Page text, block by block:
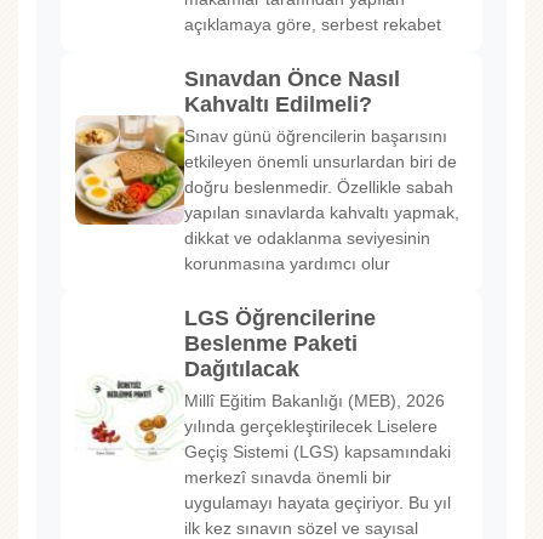
açıklamaya göre, serbest rekabet
Sınavdan Önce Nasıl
Kahvaltı Edilmeli?
Sınav günü öğrencilerin başarısını
etkileyen önemli unsurlardan biri de
doğru beslenmedir. Özellikle sabah
yapılan sınavlarda kahvaltı yapmak,
dikkat ve odaklanma seviyesinin
korunmasına yardımcı olur
LGS Öğrencilerine
Beslenme Paketi
Dağıtılacak
Millî Eğitim Bakanlığı (MEB), 2026
yılında gerçekleştirilecek Liselere
Geçiş Sistemi (LGS) kapsamındaki
merkezî sınavda önemli bir
uygulamayı hayata geçiriyor. Bu yıl
ilk kez sınavın sözel ve sayısal